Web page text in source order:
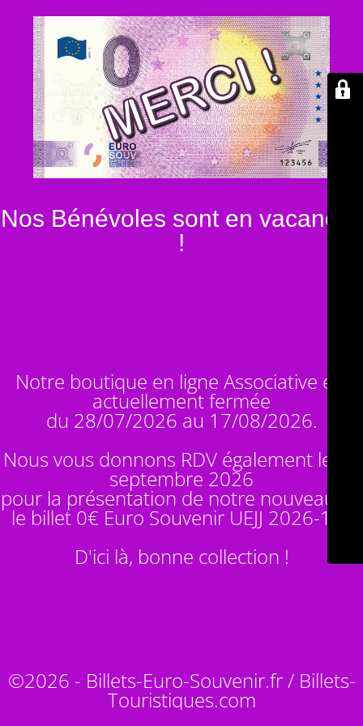
Nos Bénévoles sont en vacances
!
Notre boutique en ligne Associative est
actuellement fermée
du 28/07/2026 au 17/08/2026.
Nous vous donnons RDV également le 14
septembre 2026
pour la présentation de notre nouveauté :
le billet 0€ Euro Souvenir UEJJ 2026-10
D'ici là, bonne collection !
©2026 - Billets-Euro-Souvenir.fr / Billets-
Touristiques.com